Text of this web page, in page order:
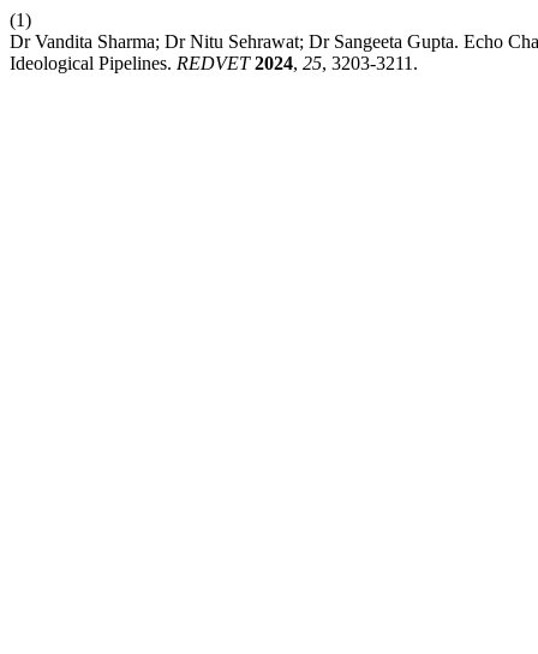
(1)
Dr Vandita Sharma; Dr Nitu Sehrawat; Dr Sangeeta Gupta. Echo
Ideological Pipelines. REDVET 2024, 25, 3203-3211.